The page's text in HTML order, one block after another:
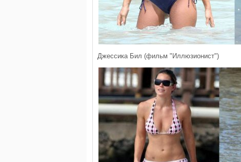
Джессика Бил (фильм "Иллюзионист")